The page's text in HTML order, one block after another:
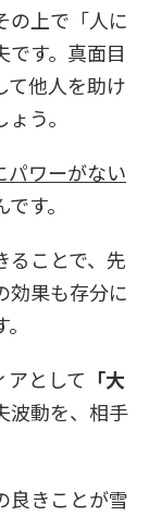
の上で「人に
す。真面目
て他人を助け
う。
パワーがない
す。
ることで、先
効果も存分に
アとして 「大
波動を、相手
良きことが雪